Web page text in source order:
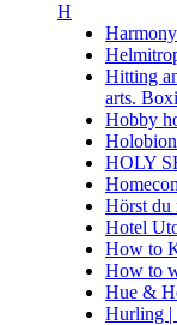
H
Hitting
arts.
Hobby
HOLY
Hörst du
Hotel
How to
How to
Hue &
Hurling |